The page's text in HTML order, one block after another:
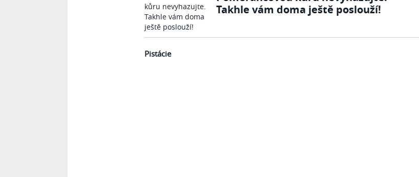
Takhle vám doma ještě poslouží!
Pistácie